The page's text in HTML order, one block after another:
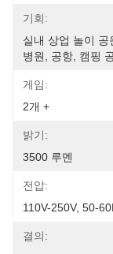
기회:
실내 상업 놀이
병원, 공항, 캠핑
게임:
2개 +
밝기:
3500 루멘
전압:
110V-250V, 50-
결의: